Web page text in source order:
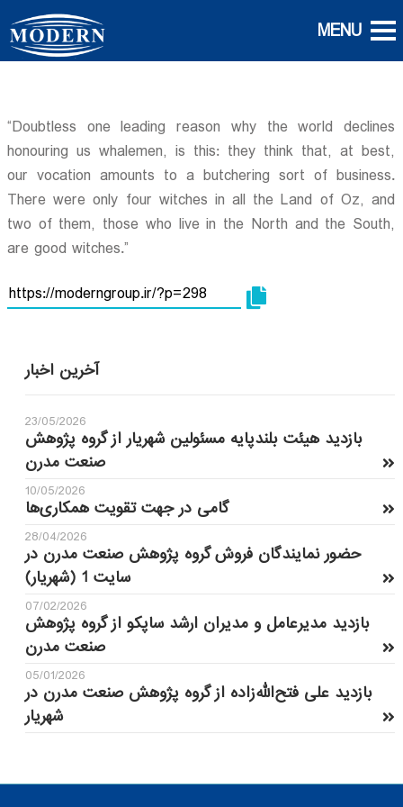
“Doubtless one leading reason why the world declines
honouring us whalemen, is this: they think that, at best,
our vocation amounts to a butchering sort of business.
There were only four witches in all the Land of Oz, and
two of them, those who live in the North and the South,
are good witches.”
آخرین اخبار
23/05/2026
بازدید هیئت بلندپایه مسئولین شهریار از گروه پژوهش
صنعت مدرن
10/05/2026
گامی در جهت تقویت همکاری‌ها
28/04/2026
حضور نمایندگان فروش گروه پژوهش صنعت مدرن در
سایت 1 (شهریار)
07/02/2026
بازدید مدیرعامل و مدیران ارشد ساپکو از گروه پژوهش
صنعت مدرن
05/01/2026
بازدید علی فتح‌الله‌زاده از گروه پژوهش صنعت مدرن در
شهریار